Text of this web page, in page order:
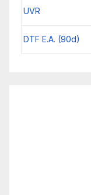
UVR
DTF E.A. (90d)